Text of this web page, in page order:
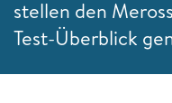
stellen den
Test-Überblick